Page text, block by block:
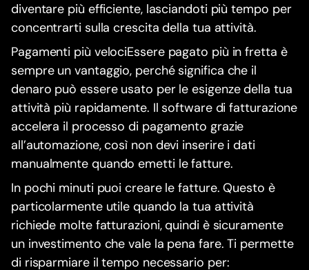
diventare più efficiente, lasciandoti più tempo per
concentrarti sulla crescita della tua attività.
Pagamenti più velociEssere pagato più in fretta è
sempre un vantaggio, perché significa che il
denaro può essere usato per le esigenze della tua
attività più rapidamente. Il software di fatturazione
accelera il processo di pagamento grazie
all’automazione, così non devi inserire i dati
manualmente quando emetti le fatture.
In pochi minuti puoi creare le fatture. Questo è
particolarmente utile quando la tua attività
richiede molte fatturazioni, quindi è sicuramente
un investimento che vale la pena fare. Ti permette
di risparmiare il tempo necessario per: